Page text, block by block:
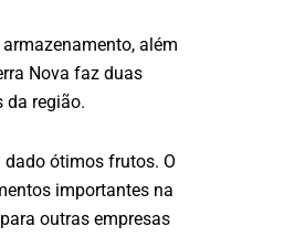
além
Nova faz duas
da região.
dado ótimos frutos. O
importantes na
outras empresas